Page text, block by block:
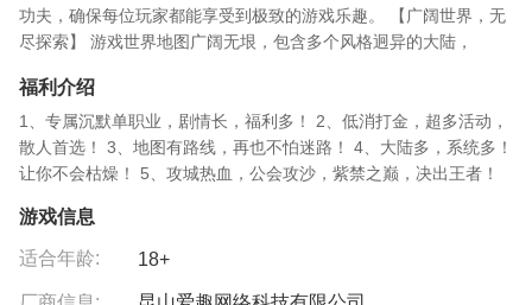
功夫，确保每位玩家都能享受到极致的游戏乐趣。 【广阔世界，无
尽探索】 游戏世界地图广阔无垠，包含多个风格迥异的大陆，
福利介绍
1、专属沉默单职业，剧情长，福利多！ 2、低消打金，超多活动，
散人首选！ 3、地图有路线，再也不怕迷路！ 4、大陆多，系统多！
让你不会枯燥！ 5、攻城热血，公会攻沙，紫禁之巅，决出王者！
游戏信息
适合年龄: 18+